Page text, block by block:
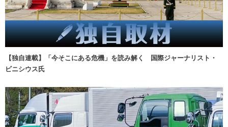
【独自連載】「今そこにある危機」を読み解く 国際ジャーナリスト・
ビニシウス氏